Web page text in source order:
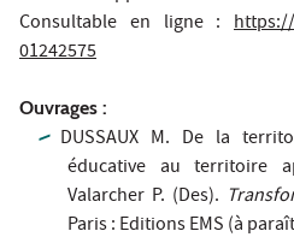
Consultable en ligne :
01242575
Ouvrages :
DUSSAUX M. De la
éducative au territoire
Valarcher P. (Des).
Paris : Editions EMS (à